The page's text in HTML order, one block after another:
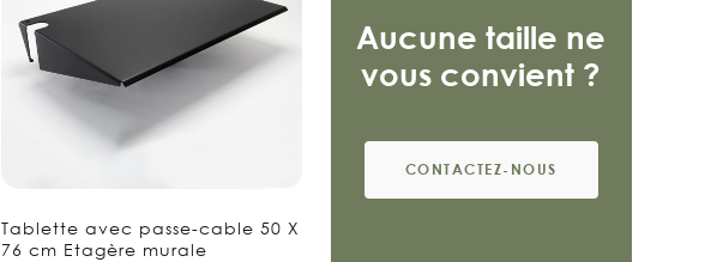
Tablette avec passe-cable 50 X
76 cm Etagère murale
Aucune taille ne
vous convient ?
CONTACTEZ-NOUS